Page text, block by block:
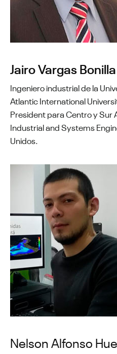
Jairo Vargas
Ingeniero industrial de la
Atlantic International
President para Centro y
Industrial and Systems
Unidos.
Nelson Alfonso